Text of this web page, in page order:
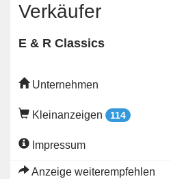
Verkäufer
E & R Classics
Unternehmen
Kleinanzeigen 114
Impressum
Anzeige weiterempfehlen